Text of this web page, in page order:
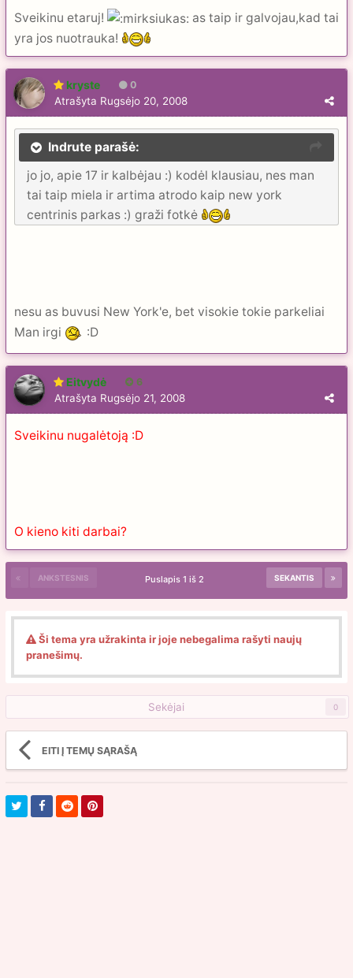
Sveikinu etaruj!
as taip ir galvojau,kad tai
yra jos nuotrauka!
kryste 0
Atrašyta Rugsėjo 20, 2008
Indrute parašė:
jo jo, apie 17 ir kalbėjau :) kodėl klausiau, nes man
tai taip miela ir artima atrodo kaip new york
centrinis parkas :) graži fotkė
nesu as buvusi New York'e, bet visokie tokie parkeliai
Man irgi
:D
Eitvydė 6
Atrašyta Rugsėjo 21, 2008
Sveikinu nugalėtoją :D
O kieno kiti darbai?
ANKSTESNIS SEKANTIS
Puslapis 1 iš 2
Ši tema yra užrakinta ir joje nebegalima rašyti naujų
pranešimų.
Sekėjai 0
EITI Į TEMŲ SĄRAŠĄ